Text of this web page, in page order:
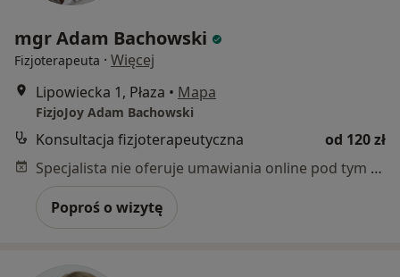
mgr Adam Bachowski
Fizjoterapeuta · Więcej
Lipowiecka 1, Płaza • Mapa
FizjoJoy Adam Bachowski
Konsultacja fizjoterapeutyczna
od 120 zł
Specjalista nie oferuje umawiania online pod tym adresem.
Poproś o wizytę